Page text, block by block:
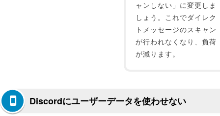
ャンしない」に変更しま
しょう。これでダイレク
トメッセージのスキャン
が行われなくなり、負荷
が減ります。
Discordにユーザーデータを使わせない